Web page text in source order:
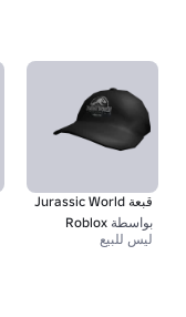
قبعة Jurassic World
بواسطة Roblox
ليس للبيع